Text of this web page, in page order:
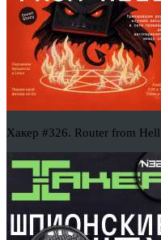
Хакер #326. Router from Hell